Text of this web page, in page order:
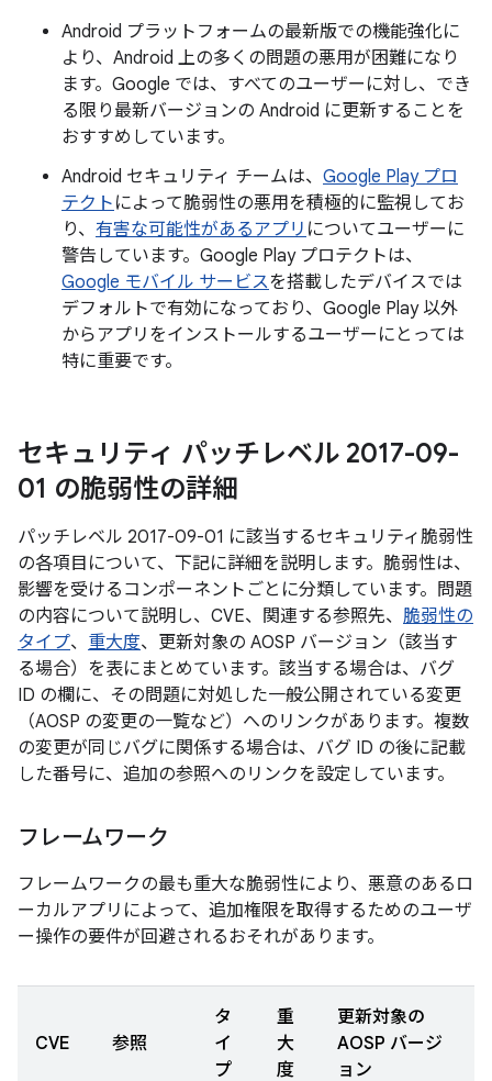
Android プラットフォームの最新版での機能強化に
より、Android 上の多くの問題の悪用が困難になり
ます。Google では、すべてのユーザーに対し、でき
る限り最新バージョンの Android に更新することを
おすすめしています。
Android セキュリティ チームは、 Google Play プロ
テクト によって脆弱性の悪用を積極的に監視してお
り、 有害な可能性があるアプリ についてユーザーに
警告しています。Google Play プロテクトは、
Google モバイル サービスを搭載したデバイスでは
デフォルトで有効になっており、Google Play 以外
からアプリをインストールするユーザーにとっては
特に重要です。
セキュリティ パッチレベル 2017-09-
01 の脆弱性の詳細
パッチレベル 2017-09-01 に該当するセキュリティ脆弱性
の各項目について、下記に詳細を説明します。脆弱性は、
影響を受けるコンポーネントごとに分類しています。問題
の内容について説明し、CVE、関連する参照先、 脆弱性の
タイプ、 重大度、更新対象の AOSP バージョン（該当す
る場合）を表にまとめています。該当する場合は、バグ
ID の欄に、その問題に対処した一般公開されている変更
（AOSP の変更の一覧など）へのリンクがあります。複数
の変更が同じバグに関係する場合は、バグ ID の後に記載
した番号に、追加の参照へのリンクを設定しています。
フレームワーク
フレームワークの最も重大な脆弱性により、悪意のあるロ
ーカルアプリによって、追加権限を取得するためのユーザ
ー操作の要件が回避されるおそれがあります。
CVE 参照
タ
イ
プ
重
大
度
更新対象の
AOSP バージ
ョン